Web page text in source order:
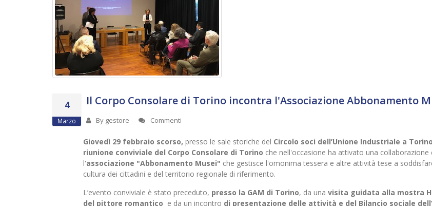
4
Marzo
Il Corpo Consolare di Torino incontra l'Associazione Abbonamento
By gestore Commenti
Giovedì 29 febbraio scorso, presso le sale storiche del Circolo soci dell’Unione Industriale a Torino
riunione conviviale del Corpo Consolare di Torino che nell'occasione ha attivato una collaborazione
l'associazione "Abbonamento Musei" che gestisce l'omonima tessera e altre attività tese a
cultura dei cittadini e del territorio regionale di riferimento.
L’evento conviviale è stato preceduto, presso la GAM di Torino, da una visita guidata alla mostra
del pittore romantico e da un incontro di presentazione delle attività e del Bilancio sociale